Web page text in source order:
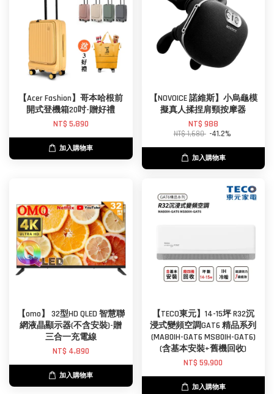
【Acer Fashion】哥本哈根前
開式登機箱20吋-贈好禮
NT$ 5,890
加入購物車
【NOVOICE 諾維斯】小烏龜模
擬真人揉捏肩頸按摩器
NT$ 988
NT$ 1,680 -41.2%
加入購物車
【omo】 32型HD QLED 智慧聯
網液晶顯示器(不含安裝)-贈
三合一充電線
NT$ 4,890
加入購物車
【TECO東元】14-15坪 R32沉
浸式變頻空調GAT6 精品系列
(MA80IH-GAT6 MS80IH-GAT6)
(含基本安裝+舊機回收)
NT$ 59,900
加入購物車